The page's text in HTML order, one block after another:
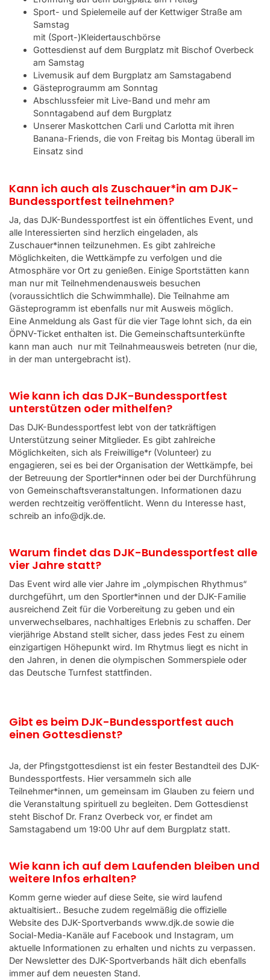
Sport- und Spielemeile auf der Kettwiger Straße am
Samstag
mit (Sport-)Kleidertauschbörse
Gottesdienst auf dem Burgplatz mit Bischof Overbeck
am Samstag
Livemusik auf dem Burgplatz am Samstagabend
Gästeprograumm am Sonntag
Abschlussfeier mit Live-Band und mehr am
Sonntagabend auf dem Burgplatz
Unserer Maskottchen Carli und Carlotta mit ihren
Banana-Friends, die von Freitag bis Montag überall im
Einsatz sind
Kann ich auch als Zuschauer*in am DJK-
Bundessportfest teilnehmen?
Ja, das DJK-Bundessportfest ist ein öffentliches Event, und
alle Interessierten sind herzlich eingeladen, als
Zuschauer*innen teilzunehmen. Es gibt zahlreiche
Möglichkeiten, die Wettkämpfe zu verfolgen und die
Atmosphäre vor Ort zu genießen. Einige Sportstätten kann
man nur mit Teilnehmendenausweis besuchen
(voraussichtlich die Schwimmhalle). Die Teilnahme am
Gästeprogramm ist ebenfalls nur mit Ausweis möglich.
Eine Anmeldung als Gast für die vier Tage lohnt sich, da ein
ÖPNV-Ticket enthalten ist. Die Gemeinschaftsunterkünfte
kann man auch nur mit Teilnahmeausweis betreten (nur die,
in der man untergebracht ist).
Wie kann ich das DJK-Bundessportfest
unterstützen oder mithelfen?
Das DJK-Bundessportfest lebt von der tatkräftigen
Unterstützung seiner Mitglieder. Es gibt zahlreiche
Möglichkeiten, sich als Freiwillige*r (Volunteer) zu
engagieren, sei es bei der Organisation der Wettkämpfe, bei
der Betreuung der Sportler*innen oder bei der Durchführung
von Gemeinschaftsveranstaltungen. Informationen dazu
werden rechtzeitig veröffentlicht. Wenn du Interesse hast,
schreib an info@djk.de.
Warum findet das DJK-Bundessportfest alle
vier Jahre statt?
Das Event wird alle vier Jahre im „olympischen Rhythmus“
durchgeführt, um den Sportler*innen und der DJK-Familie
ausreichend Zeit für die Vorbereitung zu geben und ein
unverwechselbares, nachhaltiges Erlebnis zu schaffen. Der
vierjährige Abstand stellt sicher, dass jedes Fest zu einem
einzigartigen Höhepunkt wird. Im Rhytmus liegt es nicht in
den Jahren, in denen die olympischen Sommerspiele oder
das Deutsche Turnfest stattfinden.
Gibt es beim DJK-Bundessportfest auch
einen Gottesdienst?
Ja, der Pfingstgottesdienst ist ein fester Bestandteil des DJK-
Bundessportfests. Hier versammeln sich alle
Teilnehmer*innen, um gemeinsam im Glauben zu feiern und
die Veranstaltung spirituell zu begleiten. Dem Gottesdienst
steht Bischof Dr. Franz Overbeck vor, er findet am
Samstagabend um 19:00 Uhr auf dem Burgplatz statt.
Wie kann ich auf dem Laufenden bleiben und
weitere Infos erhalten?
Komm gerne wieder auf diese Seite, sie wird laufend
aktualtisiert.. Besuche zudem regelmäßig die offizielle
Website des DJK-Sportverbands www.djk.de sowie die
Social-Media-Kanäle auf Facebook und Instagram, um
aktuelle Informationen zu erhalten und nichts zu verpassen.
Der Newsletter des DJK-Sportverbands hält dich ebenfalls
immer auf dem neuesten Stand.